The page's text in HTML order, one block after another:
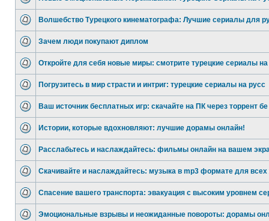
Волшебство Турецкого кинематографа: Лучшие сериалы для
Зачем люди покупают диплом
Откройте для себя новые миры: смотрите турецкие сериалы на
Погрузитесь в мир страсти и интриг: турецкие сериалы на русс
Ваш источник бесплатных игр: скачайте на ПК через торрент бе
Истории, которые вдохновляют: лучшие дорамы онлайн!
Расслабьтесь и наслаждайтесь: фильмы онлайн на вашем
Скачивайте и наслаждайтесь: музыка в mp3 формате для
Спасение вашего транспорта: эвакуация с высоким уровнем
Эмоциональные взрывы и неожиданные повороты: дорамы